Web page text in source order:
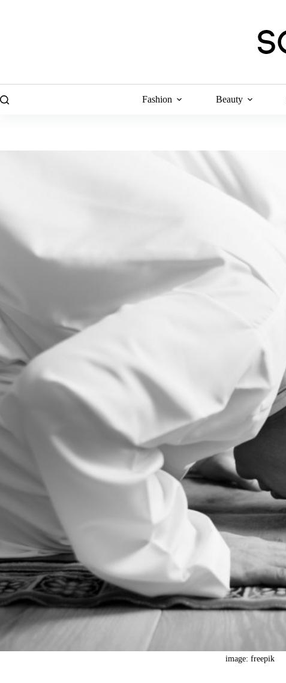
Fashion Beauty
image: freepik